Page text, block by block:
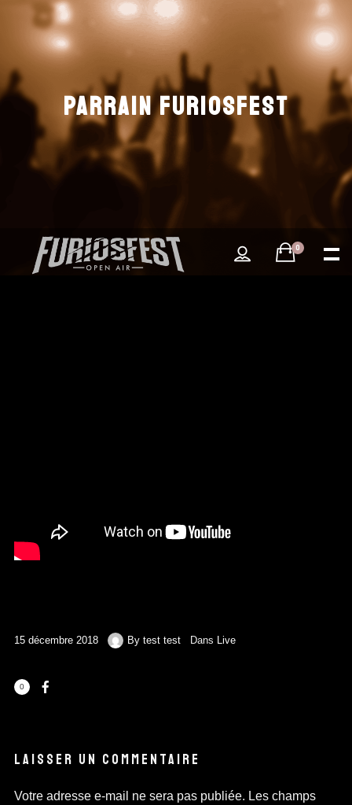
0
PARRAIN FURIOSFEST
15 décembre 2018 By test test Dans Live
0
LAISSER UN COMMENTAIRE
Votre adresse e-mail ne sera pas publiée. Les champs